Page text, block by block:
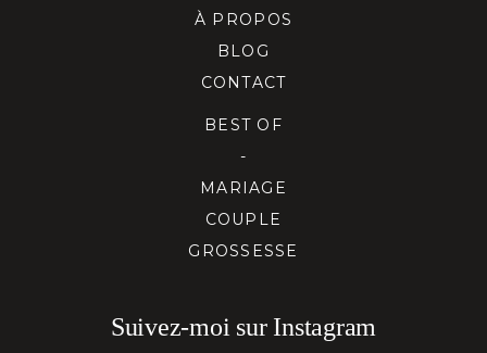
À PROPOS
BLOG
CONTACT
BEST OF
-
MARIAGE
COUPLE
GROSSESSE
Suivez-moi sur Instagram